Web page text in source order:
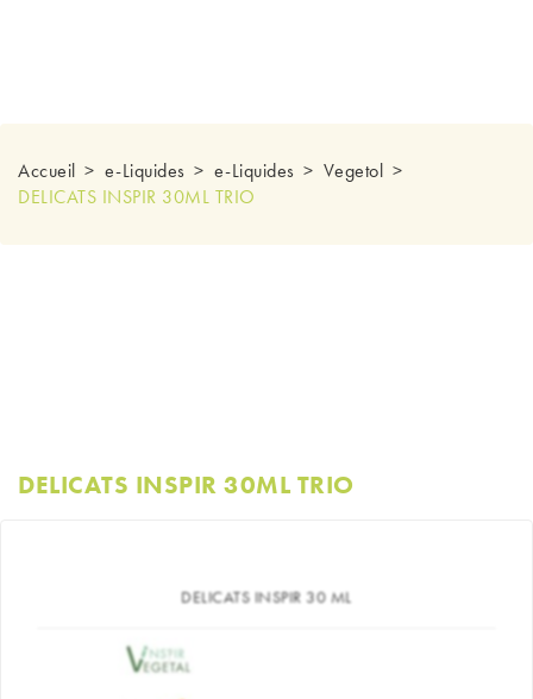
Accueil e-Liquides e-Liquides
Vegetol
DELICATS INSPIR 30ML TRIO
DELICATS INSPIR 30ML TRIO
DELICATS INSPIR 30 ML